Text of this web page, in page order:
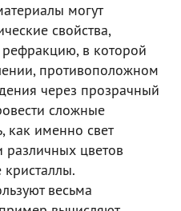
могут
свойства,
в которой
противоположном
через прозрачный
сложные
как именно свет
цветов
весьма